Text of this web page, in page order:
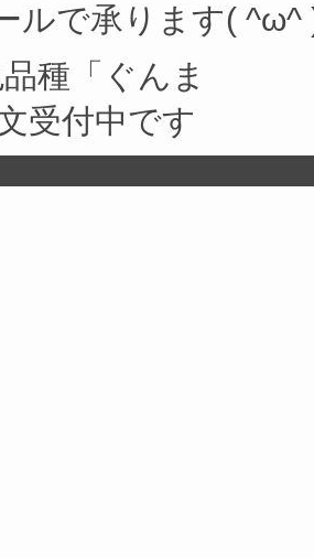
ルで承ります( ^ω^